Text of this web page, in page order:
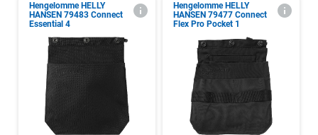
Hengelomme HELLY
HANSEN 79483 Connect
Essential 4
Hengelomme HELLY
HANSEN 79477 Connect
Flex Pro Pocket 1